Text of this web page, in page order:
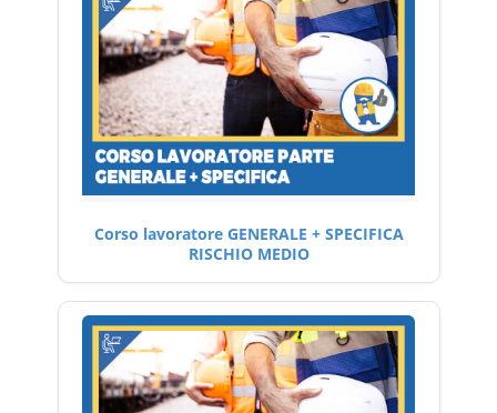
Corso lavoratore GENERALE + SPECIFICA
RISCHIO MEDIO